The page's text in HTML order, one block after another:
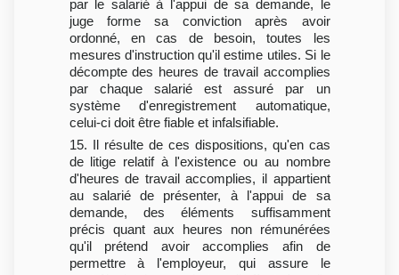
par le salarié à l'appui de sa demande, le
juge forme sa conviction après avoir
ordonné, en cas de besoin, toutes les
mesures d'instruction qu'il estime utiles. Si le
décompte des heures de travail accomplies
par chaque salarié est assuré par un
système d'enregistrement automatique,
celui-ci doit être fiable et infalsifiable.
15. Il résulte de ces dispositions, qu'en cas
de litige relatif à l'existence ou au nombre
d'heures de travail accomplies, il appartient
au salarié de présenter, à l'appui de sa
demande, des éléments suffisamment
précis quant aux heures non rémunérées
qu'il prétend avoir accomplies afin de
permettre à l'employeur, qui assure le